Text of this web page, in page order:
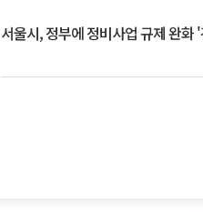
서울시, 정부에 정비사업 규제 완